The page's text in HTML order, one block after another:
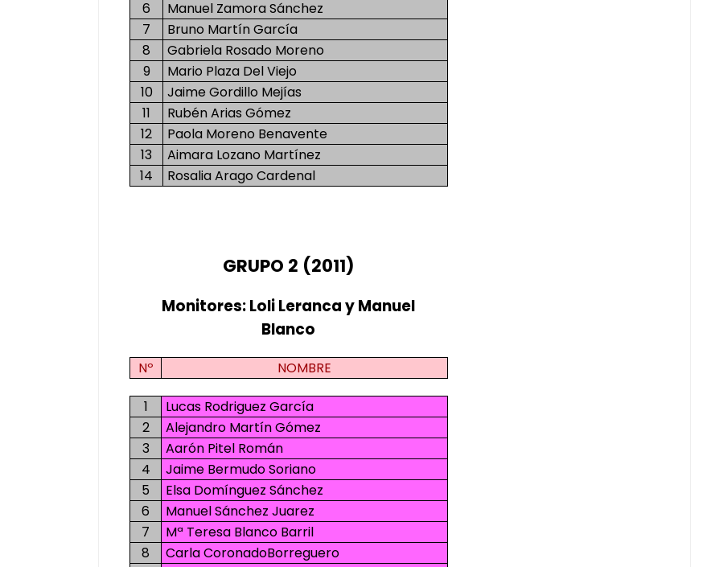
6
Manuel Zamora Sánchez
7
Bruno Martín García
8
Gabriela Rosado Moreno
9
Mario Plaza Del Viejo
10
Jaime Gordillo Mejías
11
Rubén Arias Gómez
12
Paola Moreno Benavente
13
Aimara Lozano Martínez
14
Rosalia Arago Cardenal
GRUPO 2 (2011)
Monitores: Loli Leranca y Manuel
Blanco
Nº NOMBRE
1
Lucas Rodriguez García
2
Alejandro Martín Gómez
3
Aarón Pitel Román
4
Jaime Bermudo Soriano
5
Elsa Domínguez Sánchez
6
Manuel Sánchez Juarez
7
Mª Teresa Blanco Barril
8
Carla CoronadoBorreguero